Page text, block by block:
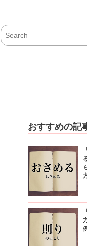
おすすめの記